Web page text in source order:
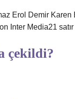
Erol Demir
Inter Media21
çekildi?